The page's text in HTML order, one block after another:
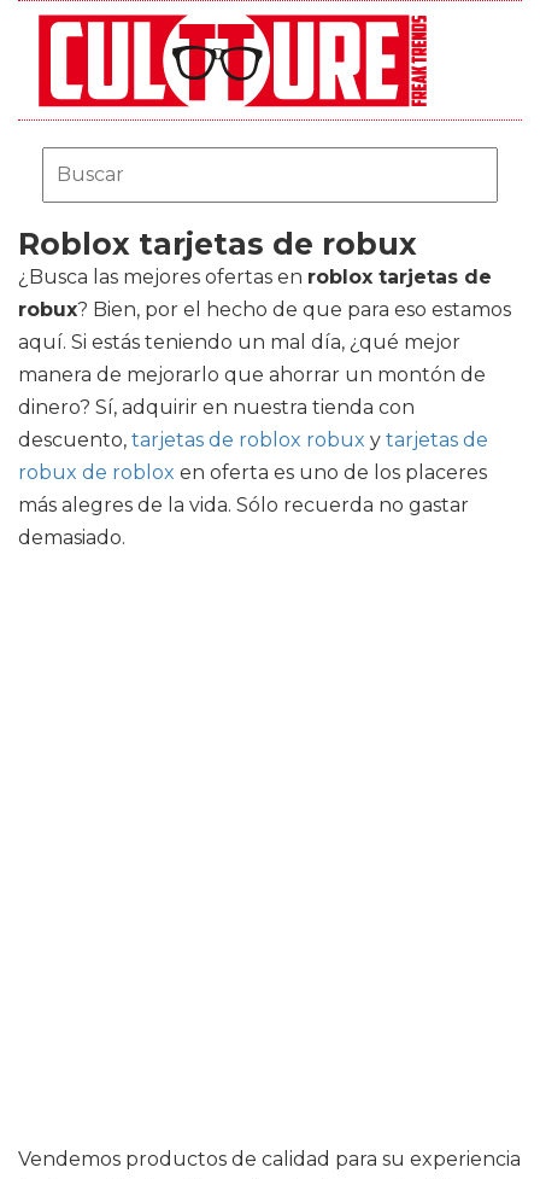
Roblox tarjetas de robux
¿Busca las mejores ofertas en roblox tarjetas de
robux? Bien, por el hecho de que para eso estamos
aquí. Si estás teniendo un mal día, ¿qué mejor
manera de mejorarlo que ahorrar un montón de
dinero? Sí, adquirir en nuestra tienda con
descuento, tarjetas de roblox robux y tarjetas de
robux de roblox en oferta es uno de los placeres
más alegres de la vida. Sólo recuerda no gastar
demasiado.
Vendemos productos de calidad para su experiencia